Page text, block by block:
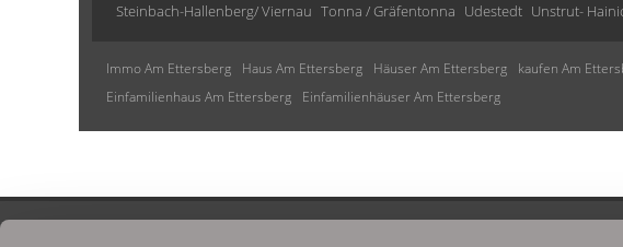
Steinbach-Hallenberg/ Viernau Tonna / Gräfentonna Udestedt Unstrut-
Immo Am Ettersberg Haus Am Ettersberg Häuser Am Ettersberg kaufen Am
Einfamilienhaus Am Ettersberg
Einfamilienhäuser Am Ettersberg